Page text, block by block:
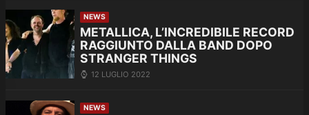
NEWS
METALLICA, L’INCREDIBILE RECORD
RAGGIUNTO DALLA BAND DOPO
STRANGER THINGS
12 LUGLIO 2022
NEWS